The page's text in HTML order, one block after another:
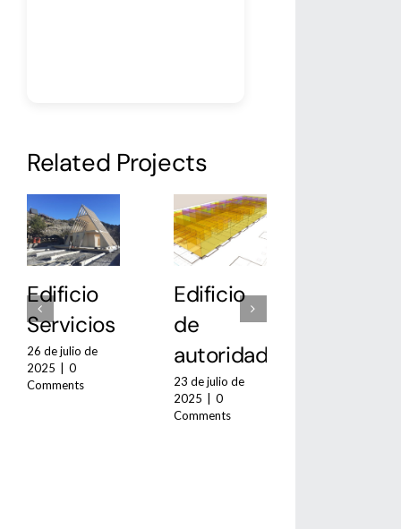
Related Projects
Edificio
Servicios
26 de julio de
2025
0
Comments
Edificio
de
autoridades
23 de julio de
2025
0
Comments